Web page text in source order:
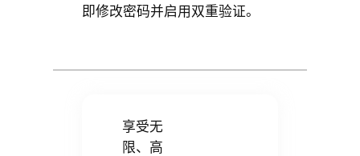
即修改密码并启用双重验证。
享受无
限、高